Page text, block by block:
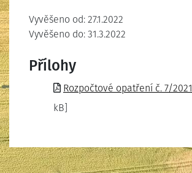
Vyvěšeno od: 27.1.2022
Vyvěšeno do: 31.3.2022
Přílohy
Rozpočtové opatření č. 7/2021
kB]